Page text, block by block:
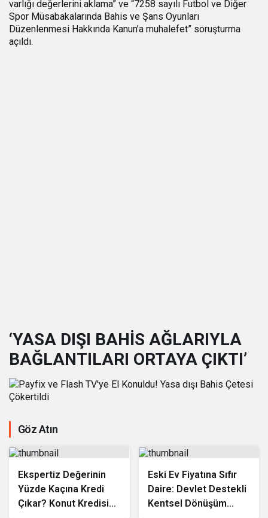
varlığı değerlerini aklama” ve “7258 sayılı Futbol ve Diğer
Spor Müsabakalarında Bahis ve Şans Oyunları
Düzenlenmesi Hakkında Kanun’a muhalefet” soruşturma
açıldı.
‘YASA DIŞI BAHİS AĞLARIYLA
BAĞLANTILARI ORTAYA ÇIKTI’
Göz Atın
Ekspertiz Değerinin
Yüzde Kaçına Kredi
Çıkar? Konut Kredisi
Eski Ev Fiyatına Sıfır
Daire: Devlet Destekli
Kentsel Dönüşüm